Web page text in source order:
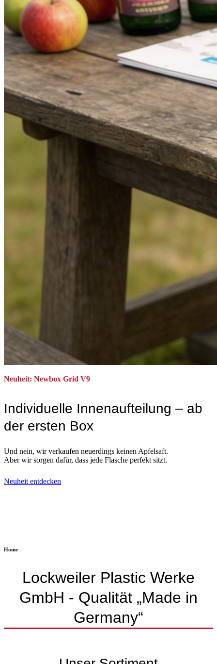
Neuheit: Newbox Grid V9
Individuelle Innenaufteilung – ab
der ersten Box
Und nein, wir verkaufen neuerdings keinen Apfelsaft.
Aber wir sorgen dafür, dass jede Flasche perfekt sitzt.
Neuheit entdecken
Home
Lockweiler Plastic Werke
GmbH - Qualität „Made in
Germany“